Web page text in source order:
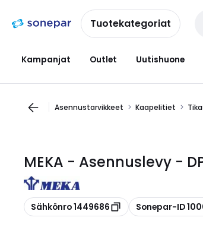
navigointiinsisältöönTuotekategoriat
Kampanjat Outlet Uutishuone
Asennustarvikkeet Kaapelitiet
MEKA - Asennuslevy -
Kopioi
Sähkönro 1449686 Kopioi
Sonepar-ID